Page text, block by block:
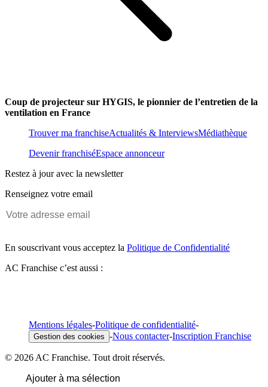
Coup de projecteur sur HYGIS, le pionnier de l’entretien de la
ventilation en France
Trouver ma franchiseActualités & InterviewsMédiathèque
Devenir franchiséEspace annonceur
Restez à jour avec la newsletter
Renseignez votre email
En souscrivant vous acceptez la Politique de Confidentialité
AC Franchise c’est aussi :
Mentions légales-Politique de confidentialité-
Gestion des cookies -Nous contacter-Inscription Franchise
© 2026 AC Franchise. Tout droit réservés.
Ajouter à ma sélection